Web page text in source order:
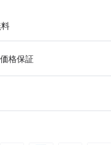
格保証